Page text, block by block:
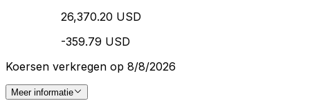
26,370.20 USD
-359.79 USD
Koersen verkregen op 8/8/2026
Meer informatie